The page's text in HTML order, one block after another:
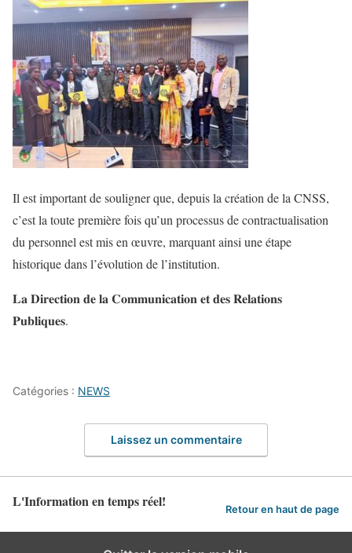
Il est important de souligner que, depuis la création de la CNSS,
c’est la toute première fois qu’un processus de contractualisation
du personnel est mis en œuvre, marquant ainsi une étape
historique dans l’évolution de l’institution.
𝐋𝐚 𝐃𝐢𝐫𝐞𝐜𝐭𝐢𝐨𝐧 𝐝𝐞 𝐥𝐚 𝐂𝐨𝐦𝐦𝐮𝐧𝐢𝐜𝐚𝐭𝐢𝐨𝐧 𝐞𝐭 𝐝𝐞𝐬 𝐑𝐞𝐥𝐚𝐭𝐢𝐨𝐧𝐬
𝐏𝐮𝐛𝐥𝐢𝐪𝐮𝐞𝐬.
Catégories : NEWS
Laissez un commentaire
L'Information en temps réel! Retour en haut de page